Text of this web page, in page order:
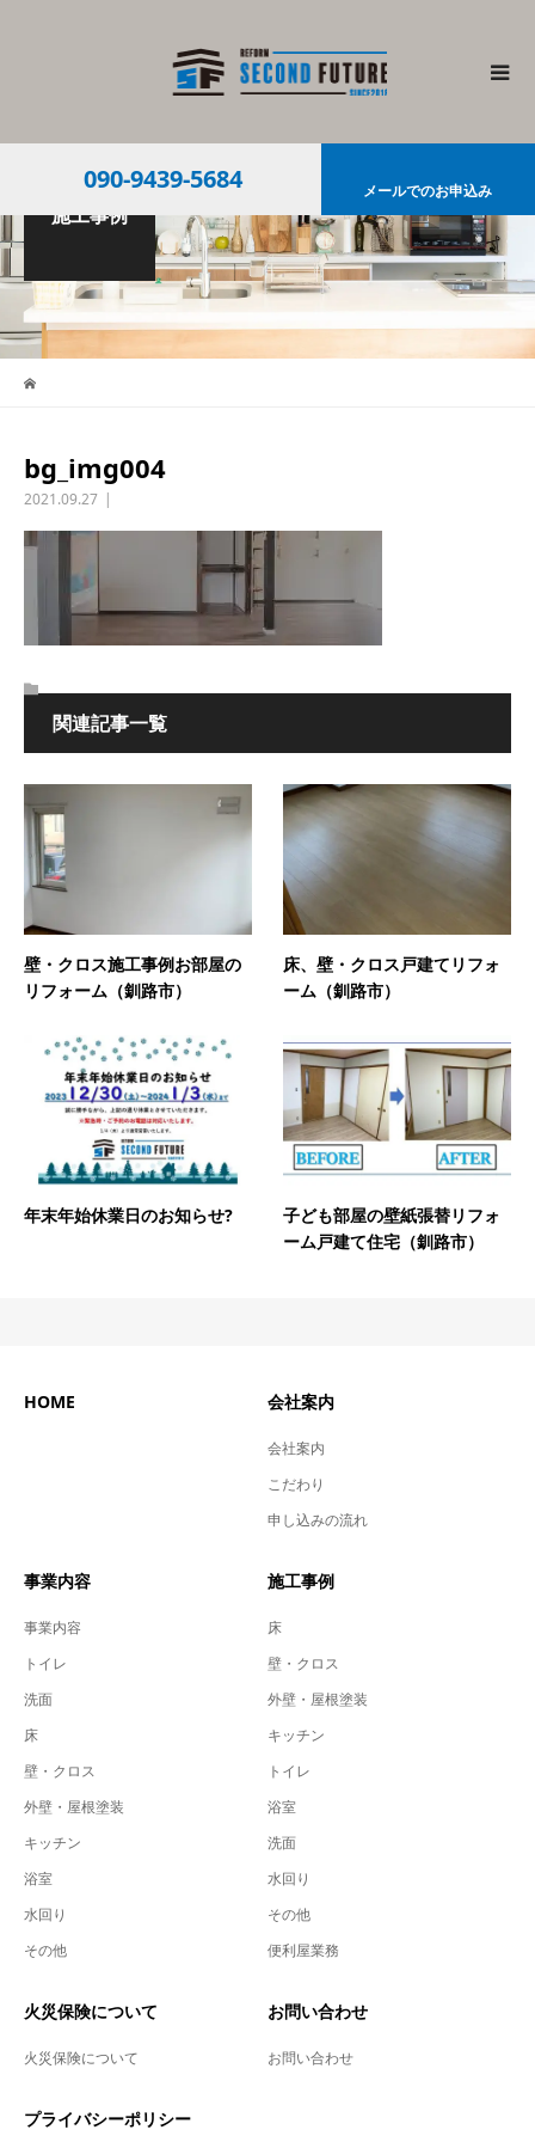
090-9439-5684 メールでのお申込み
施工事例
bg_img004
2021.09.27
関連記事一覧
壁・クロス施工事例お部屋の
リフォーム（釧路市）
床、壁・クロス戸建てリフォ
ーム（釧路市）
年末年始休業日のお知らせ?
子ども部屋の壁紙張替リフォ
ーム戸建て住宅（釧路市）
HOME 会社案内
会社案内
こだわり
申し込みの流れ
事業内容
事業内容
トイレ
洗面
床
壁・クロス
外壁・屋根塗装
キッチン
浴室
水回り
その他
施工事例
床
壁・クロス
外壁・屋根塗装
キッチン
トイレ
浴室
洗面
水回り
その他
便利屋業務
火災保険について
火災保険について
お問い合わせ
お問い合わせ
プライバシーポリシー